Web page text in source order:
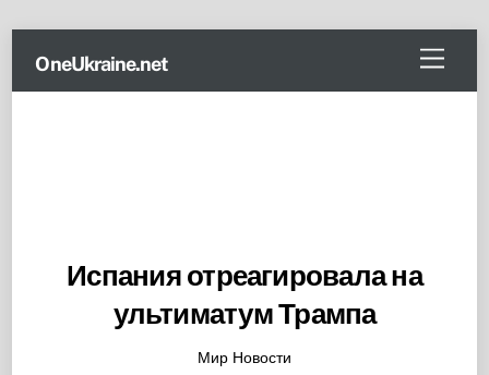
content
Menu
OneUkraine.net
Испания отреагировала на
ультиматум Трампа
Мир Новости